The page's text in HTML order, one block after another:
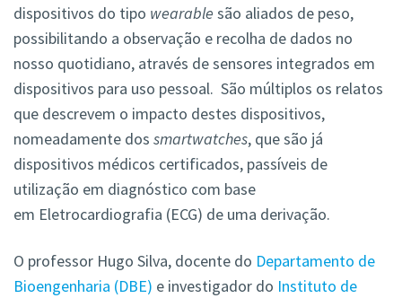
dispositivos do tipo wearable são aliados de peso,
possibilitando a observação e recolha de dados no
nosso quotidiano, através de sensores integrados em
dispositivos para uso pessoal. São múltiplos os relatos
que descrevem o impacto destes dispositivos,
nomeadamente dos smartwatches, que são já
dispositivos médicos certificados, passíveis de
utilização em diagnóstico com base
em Eletrocardiografia (ECG) de uma derivação.
O professor Hugo Silva, docente do Departamento de
Bioengenharia (DBE) e investigador do Instituto de